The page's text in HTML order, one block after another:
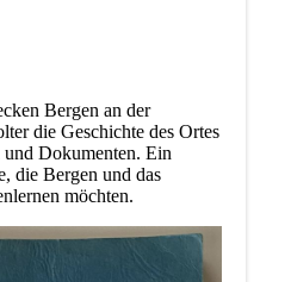
Bergen an der
die Geschichte des Ortes
Dokumenten. Ein
die Bergen und das
möchten.